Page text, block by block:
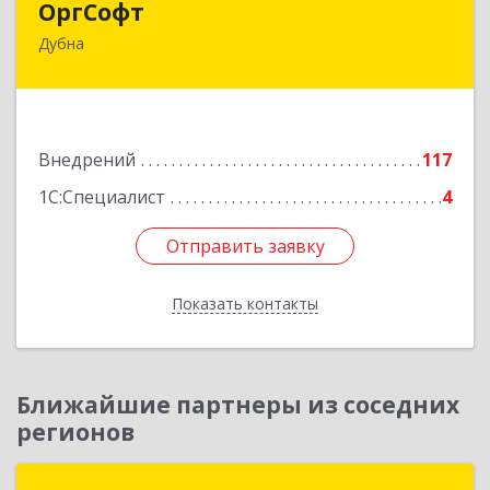
ОргСофт
Дубна
Внедрений
117
1С:Специалист
4
Отправить заявку
Показать контакты
141980, Московская обл, Дубна г, 9 Мая ул, дом
Отправить заявку
Назад
Ближайшие партнеры из соседних
регионов